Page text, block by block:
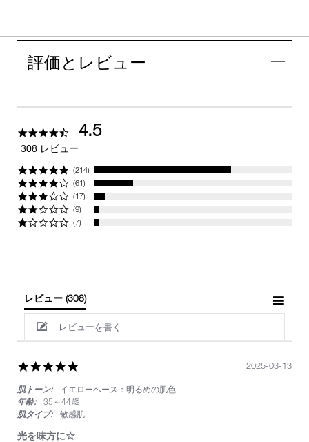
評価とレビュー
4.54.5
308 レビュー
(214)
(61)
(17)
(9)
(7)
レビュー (308)
レビューを書く
rating
肌トーン:
イエローベース：明るめの肌色
年齢:
35～44歳
肌タイプ:
敏感肌
光を味方に☆
2025-03-13